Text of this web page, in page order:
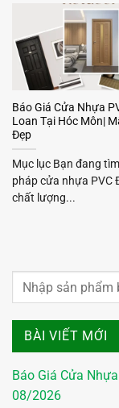
BÀI VIẾT MỚI
Báo Giá Cửa
08/2026
Báo Giá Cửa Nhựa
Loan Tại Hóc Môn|
Đẹp
Mục lục Bạn đang
pháp cửa nhựa PVC
chất lượng...